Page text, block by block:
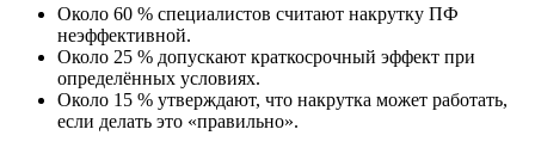
Около 60 % специалистов считают накрутку ПФ
неэффективной.
Около 25 % допускают краткосрочный эффект при
определённых условиях.
Около 15 % утверждают, что накрутка может работать,
если делать это «правильно».